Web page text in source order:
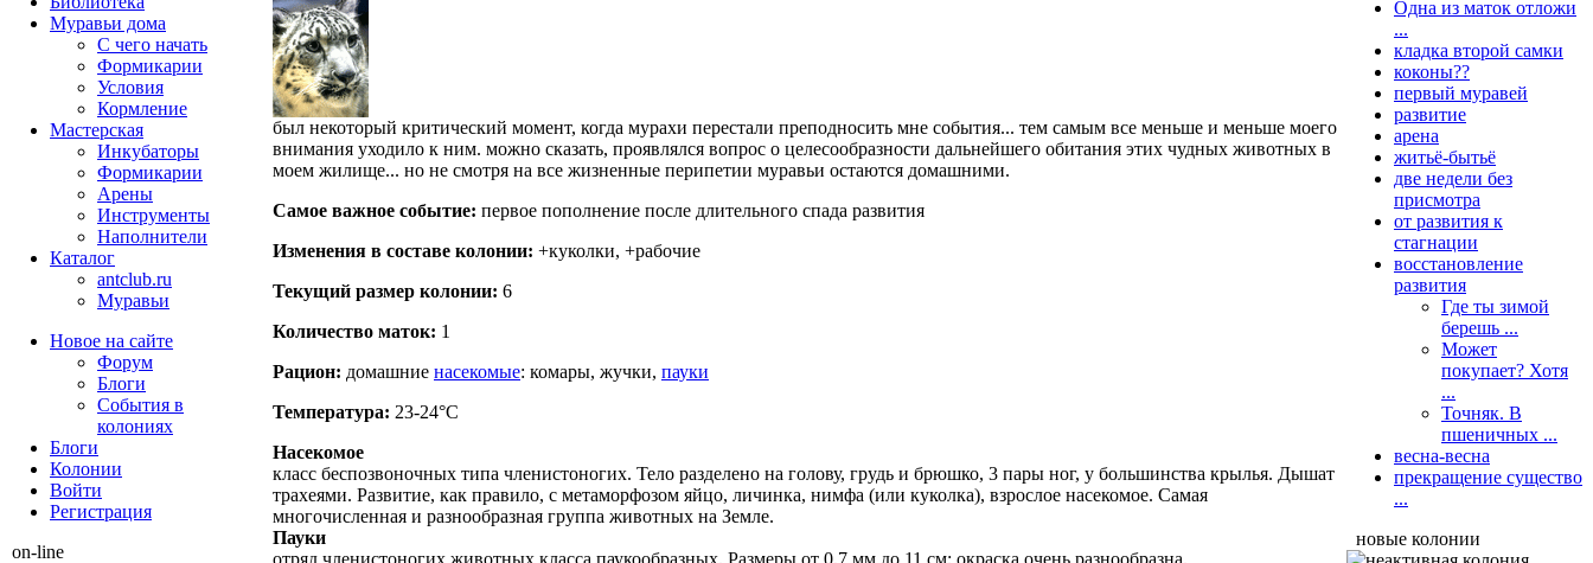
был некоторый критический момент, когда мурахи перестали преподносить мне события... тем самым все меньше и меньше моего
внимания уходило к ним. можно сказать, проявлялся вопрос о целесообразности дальнейшего обитания этих чудных животных в
моем жилище... но не смотря на все жизненные перипетии муравьи остаются домашними.
Самое важное событие: первое пополнение после длительного спада развития
Изменения в составе кoлонии: +куколки, +рабочие
Текущий размер кoлонии: 6
Количество маток: 1
Рацион: домашние насекомые: комары, жучки, пауки
Температура: 23-24°C
Насекомое
класс беспозвоночных типа членистоногих. Тело разделено на голову, грудь и брюшко, 3 пары ног, у большинства крылья. Дышат
трахеями. Развитие, как правило, с метаморфозом яйцо, личинка, нимфа (или куколка), взрослое насекомое. Самая
многочисленная и разнообразная группа животных на Земле.
Пауки
Муравьи дома
С чего начать
Формикарии
Условия
Кормление
Мастерская
Инкубаторы
Формикарии
Арены
Инструменты
Наполнители
Каталог
antclub.ru
Муравьи
Новое на сайте
Форум
Блоги
События в
колониях
Блоги
Колонии
Войти
Peгиcтpaция
on-line
Одна из маток отложи
...
кладка второй самки
коконы??
первый муравей
развитие
арена
житьё-бытьё
две недели без
присмотра
от развития к
стагнации
восстановление
развития
Где ты зимой
берешь ...
Может
покупает? Хотя
...
Точняк. В
пшеничных ...
весна-весна
прекращение существо
...
новые колонии